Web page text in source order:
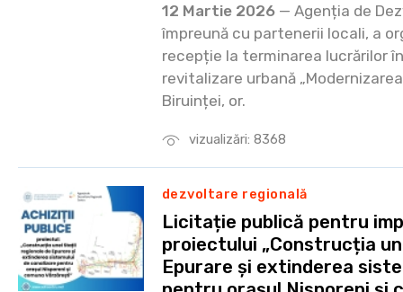
vizualizări: 8368
12 Martie 2026 — Agenția de
împreună cu partenerii locali, a
recepție la terminarea lucrărilor
revitalizare urbană
Biruinței, or.
dezvoltare regională
Licitație publică pentru
proiectului „Construcția
Epurare și extinderea